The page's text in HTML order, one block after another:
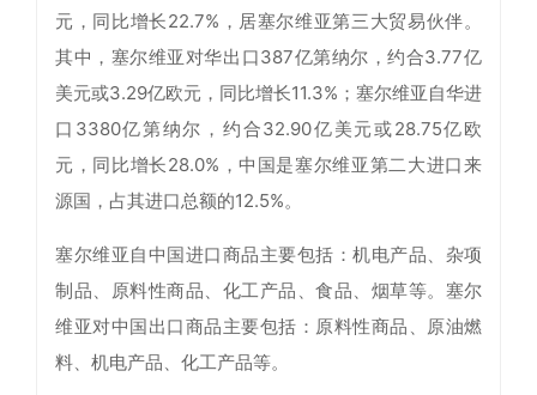
元，同比增长22.7%，居塞尔维亚第三大贸易伙伴。
其中，塞尔维亚对华出口387亿第纳尔，约合3.77亿
美元或3.29亿欧元，同比增长11.3%；塞尔维亚自华进
口3380亿第纳尔，约合32.90亿美元或28.75亿欧
元，同比增长28.0%，中国是塞尔维亚第二大进口来
源国，占其进口总额的12.5%。
塞尔维亚自中国进口商品主要包括：机电产品、杂项
制品、原料性商品、化工产品、食品、烟草等。塞尔
维亚对中国出口商品主要包括：原料性商品、原油燃
料、机电产品、化工产品等。